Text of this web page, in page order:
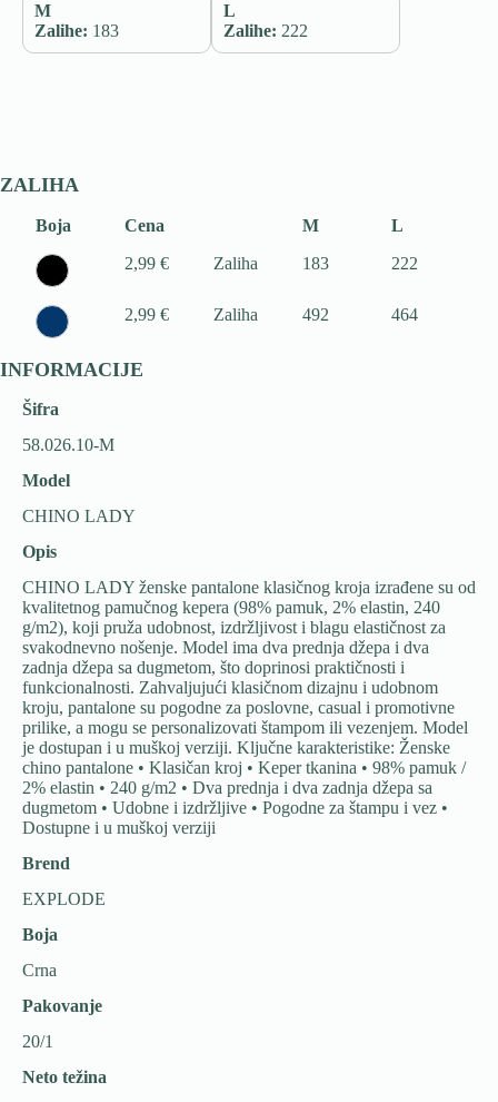
M
Zalihe: 183
L
Zalihe: 222
ZALIHA
Boja Cena M L
2,99 €
Zaliha 183 222
2,99 € Zaliha 492 464
INFORMACIJE
Šifra
58.026.10-M
Model
CHINO LADY
Opis
CHINO LADY ženske pantalone klasičnog kroja izrađene su od
kvalitetnog pamučnog kepera (98% pamuk, 2% elastin, 240
g/m2), koji pruža udobnost, izdržljivost i blagu elastičnost za
svakodnevno nošenje. Model ima dva prednja džepa i dva
zadnja džepa sa dugmetom, što doprinosi praktičnosti i
funkcionalnosti. Zahvaljujući klasičnom dizajnu i udobnom
kroju, pantalone su pogodne za poslovne, casual i promotivne
prilike, a mogu se personalizovati štampom ili vezenjem. Model
je dostupan i u muškoj verziji. Ključne karakteristike: Ženske
chino pantalone • Klasičan kroj • Keper tkanina • 98% pamuk /
2% elastin • 240 g/m2 • Dva prednja i dva zadnja džepa sa
dugmetom • Udobne i izdržljive • Pogodne za štampu i vez •
Dostupne i u muškoj verziji
Brend
EXPLODE
Boja
Crna
Pakovanje
20/1
Neto težina